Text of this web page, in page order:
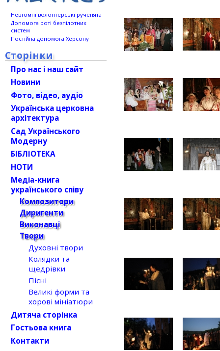
Невтомні волонтерські рученята
Допомога роті безпілотних
систем
Постійна допомога Херсону
Сторінки
Про нас і наш сайт
Новини
Фото, відео, аудіо
Українська церковна
архітектура
Сад Українського
Модерну
БІБЛІОТЕКА
НОТИ
Медіа-книга
українського співу
Композитори
Диригенти
Виконавці
Твори
Духовні твори
Колядки та
щедрівки
Пісні
Великі форми та
хорові мініатюри
Дитяча сторінка
Гостьова книга
Контакти